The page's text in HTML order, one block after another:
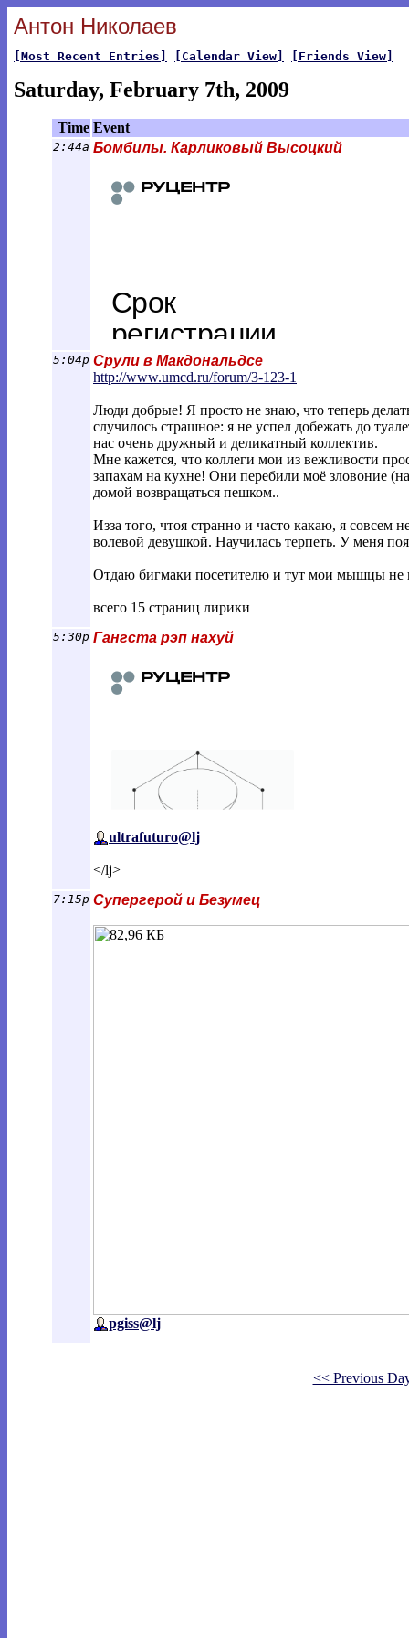
Антон Николаев
[Most Recent Entries] [Calendar View] [Friends View]
Saturday, February 7th, 2009
Time Event
2:44a Бомбилы. Карликовый Высоцкий
5:04p Срули в Макдональдсе
http://www.umcd.ru/forum/3-123-1
Люди добрые! Я просто не знаю, что теперь
случилось страшное: я не успел добежать до
нас очень дружный и деликатный коллектив.
Мне кажется, что коллеги мои из вежливости
запахам на кухне! Они перебили моё зловоние
домой возвращаться пешком..
Изза того, чтоя странно и часто какаю, я совсем
волевой девушкой. Научилась терпеть. У меня
Отдаю бигмаки посетителю и тут мои мышцы не
всего 15 страниц лирики
5:30p Гангста рэп нахуй
ultrafuturo@lj
</lj>
7:15p Супергерой и Безумец
pgiss@lj
<< Previous